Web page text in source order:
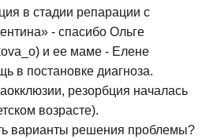
в стадии репарации с
- спасибо Ольге
и ее маме - Елене
в постановке диагноза.
резорбция началась
возрасте).
варианты решения проблемы?